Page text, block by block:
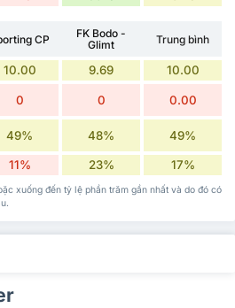
CP
FK Bodo -
Glimt
Trung bình
10.00 9.69 10.00
0 0 0.00
49% 48% 49%
11% 23% 17%
xuống đến tỷ lệ phần trăm gần nhất và do đó có